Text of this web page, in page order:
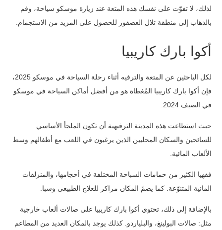
لذلك، لا تفوّت على نفسك هذه المتعة عند زيارة موسكو سياحة، وقم
بالذهاب إلى منطقة تلال العصفور للحصول على المزيد من الاستجمام.
أكوا بارك كاريبيا
لكل الباحثين عن المتعة والترفيه أثناء رحلة السياحة في موسكو 2025،
فإن أكوا بارك كاريبيا المُغطاة هو من أفضل أماكن السياحة في موسكو
في الصيف 2024.
حيث استطاعت هذه المدينة الترفيهية أن تكون الملجأ الأساسي
للسائحين والسكان المحليين الذين يرغبون في اللعب مع أطفالهم وسط
الألعاب المائية.
ففهيا الكثير من حمامات السباحة المختلفة في أحجامها، والمنزلقات
المائية المتنوّعة. كما يضمّ المكان مراكز للعلاج الطبيعي وسبا.
بالإضافة إلى ذلك، تحتوي أكوا بارك كاريبيا على صالات ألعاب خارجية
مثل: صالات البولينغ، والبلياردو. كذلك يوجد بالمكان العديد من المطاعم